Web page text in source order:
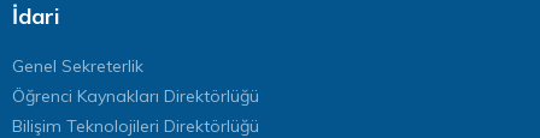
İdari
Genel Sekreterlik
Öğrenci Kaynakları Direktörlüğü
Bilişim Teknolojileri Direktörlüğü